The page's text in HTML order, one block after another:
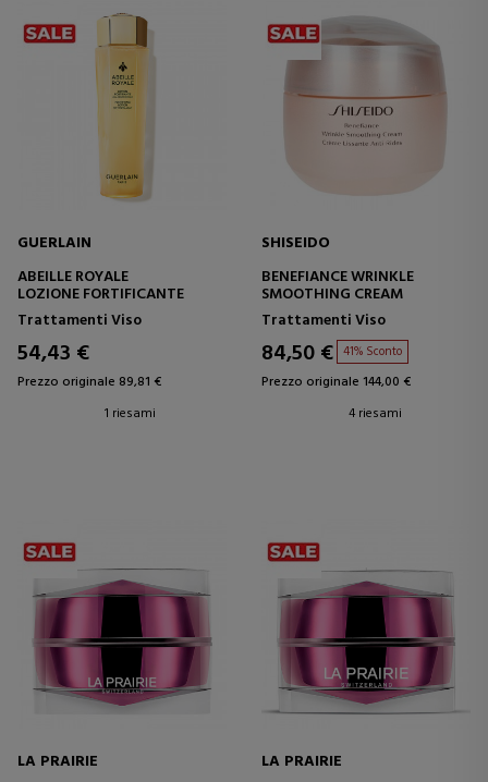
GUERLAIN
ABEILLE ROYALE
LOZIONE FORTIFICANTE
Trattamenti Viso
54,43 €
Prezzo originale 89,81 €
1 riesami
SHISEIDO
BENEFIANCE WRINKLE
SMOOTHING CREAM
Trattamenti Viso
84,50 € 41% Sconto
Prezzo originale 144,00 €
4 riesami
LA PRAIRIE
LA PRAIRIE